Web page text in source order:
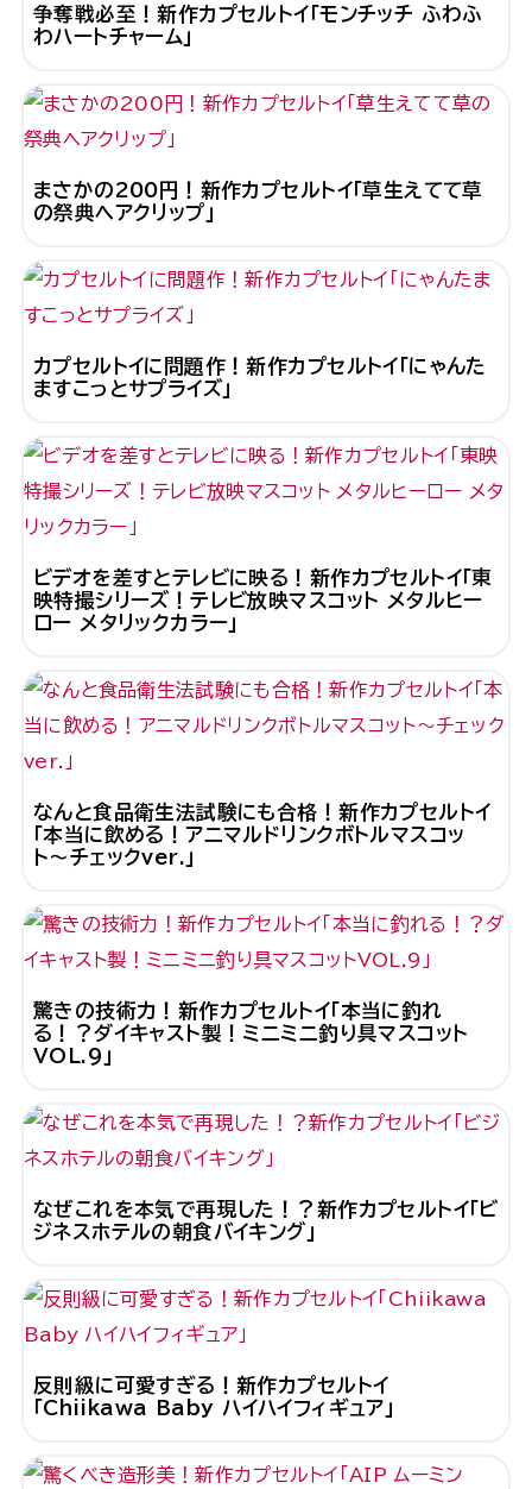
争奪戦必至！新作カプセルトイ「モンチッチ ふわふ
わハートチャーム」
まさかの200円！新作カプセルトイ「草生えてて草
の祭典ヘアクリップ」
カプセルトイに問題作！新作カプセルトイ「にゃんた
ますこっとサプライズ」
ビデオを差すとテレビに映る！新作カプセルトイ「東
映特撮シリーズ！テレビ放映マスコット メタルヒー
ロー メタリックカラー」
なんと食品衛生法試験にも合格！新作カプセルトイ
「本当に飲める！アニマルドリンクボトルマスコッ
ト〜チェックver.」
驚きの技術力！新作カプセルトイ「本当に釣れ
る！？ダイキャスト製！ミニミニ釣り具マスコット
VOL.9」
なぜこれを本気で再現した！？新作カプセルトイ「ビ
ジネスホテルの朝食バイキング」
反則級に可愛すぎる！新作カプセルトイ
「Chiikawa Baby ハイハイフィギュア」